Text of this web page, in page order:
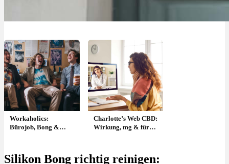
Workaholics:
Bürojob, Bong &
Charlotte’s Web CBD:
Wirkung, mg & für
Silikon Bong richtig reinigen: